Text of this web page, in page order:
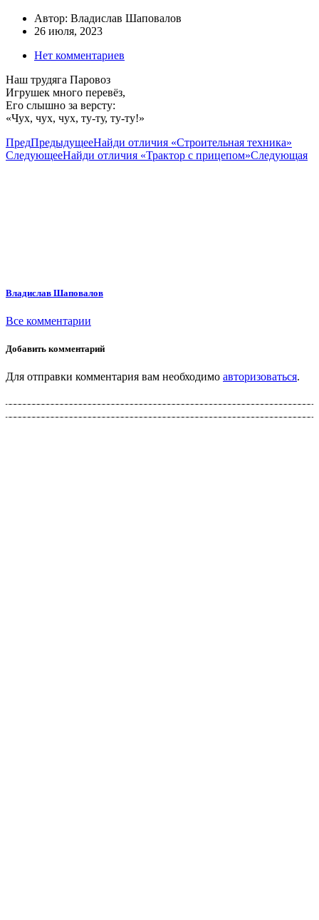
Автор: Владислав Шаповалов
26 июля, 2023
Нет комментариев
Наш трудяга Паровоз
Игрушек много перевёз,
Его слышно за версту:
«Чух, чух, чух, ту-ту, ту-ту!»
ПредПредыдущееНайди отличия «Строительная техника»
СледующееНайди отличия «Трактор с прицепом»Следующая
Владислав Шаповалов
Все комментарии
Добавить комментарий
Для отправки комментария вам необходимо авторизоваться.